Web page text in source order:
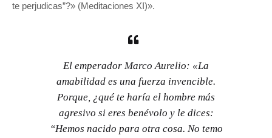
te perjudicas”?» (Meditaciones XI)».
El emperador Marco Aurelio: «La
amabilidad es una fuerza invencible.
Porque, ¿qué te haría el hombre más
agresivo si eres benévolo y le dices:
“Hemos nacido para otra cosa. No temo